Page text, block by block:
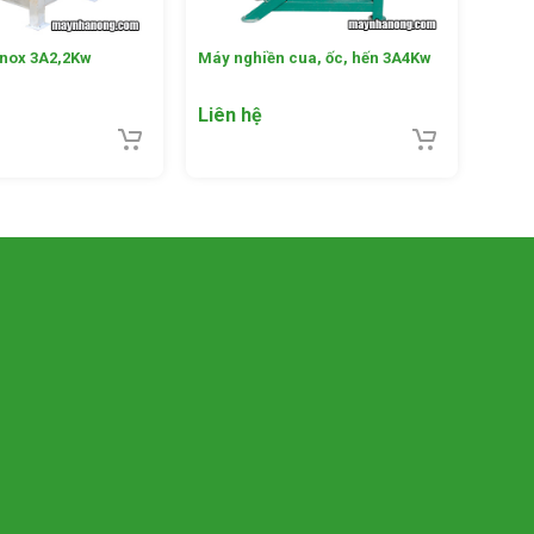
đẩy
3A2,2Kw Máy nghiền cua, ốc, hến 3A4Kw
Liên hệ